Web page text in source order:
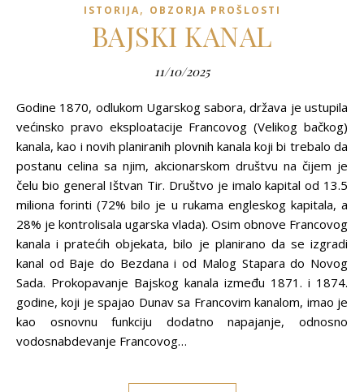
ISTORIJA, OBZORJA PROŠLOSTI
BAJSKI KANAL
11/10/2025
Godine 1870, odlukom Ugarskog sabora, država je ustupila
većinsko pravo eksploatacije Francovog (Velikog bačkog)
kanala, kao i novih planiranih plovnih kanala koji bi trebalo da
postanu celina sa njim, akcionarskom društvu na čijem je
čelu bio general Ištvan Tir. Društvo je imalo kapital od 13.5
miliona forinti (72% bilo je u rukama engleskog kapitala, a
28% je kontrolisala ugarska vlada). Osim obnove Francovog
kanala i pratećih objekata, bilo je planirano da se izgradi
kanal od Baje do Bezdana i od Malog Stapara do Novog
Sada. Prokopavanje Bajskog kanala između 1871. i 1874.
godine, koji je spajao Dunav sa Francovim kanalom, imao je
kao osnovnu funkciju dodatno napajanje, odnosno
vodosnabdevanje Francovog…